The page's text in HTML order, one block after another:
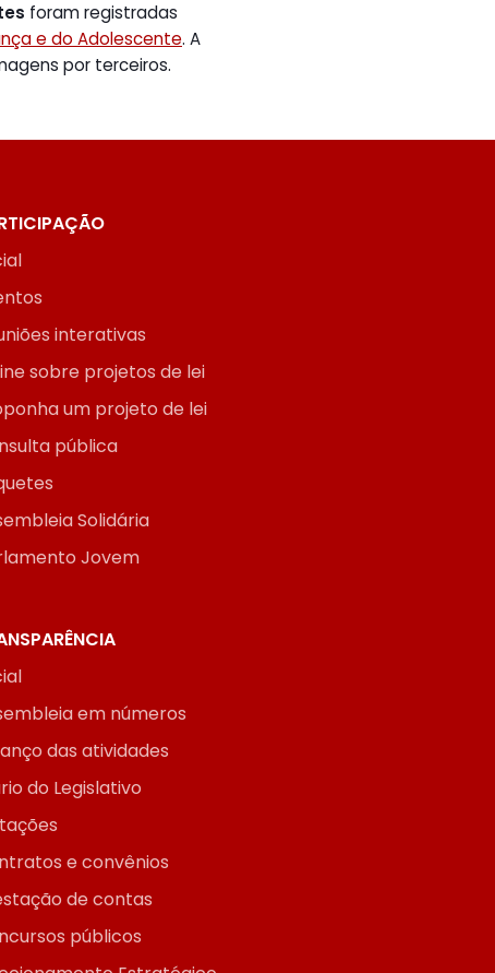
foram registradas
e do Adolescente. A
por terceiros.
interativas
sobre projetos de lei
um projeto de lei
pública
Solidária
Jovem
em números
das atividades
do Legislativo
e convênios
de contas
públicos